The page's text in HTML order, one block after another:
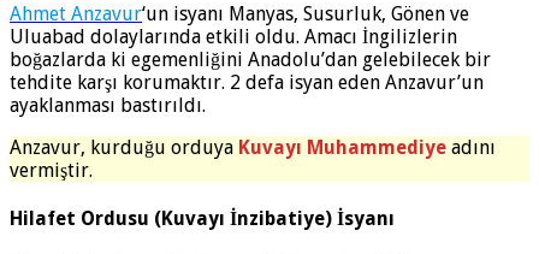
Ahmet Anzavur‘un isyanı Manyas, Susurluk, Gönen ve
Uluabad dolaylarında etkili oldu. Amacı İngilizlerin
boğazlarda ki egemenliğini Anadolu’dan gelebilecek bir
tehdite karşı korumaktır. 2 defa isyan eden Anzavur’un
ayaklanması bastırıldı.
Anzavur, kurduğu orduya Kuvayı Muhammediye adını
vermiştir.
Hilafet Ordusu (Kuvayı İnzibatiye) İsyanı